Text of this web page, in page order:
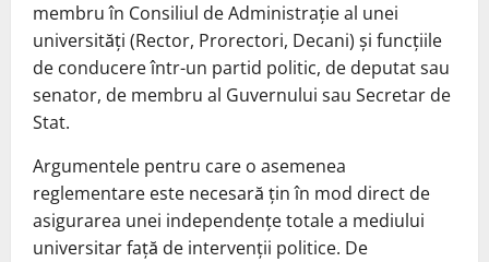
membru în Consiliul de Administrație al unei
universități (Rector, Prorectori, Decani) și funcțiile
de conducere într-un partid politic, de deputat sau
senator, de membru al Guvernului sau Secretar de
Stat.
Argumentele pentru care o asemenea
reglementare este necesară țin în mod direct de
asigurarea unei independențe totale a mediului
universitar față de intervenții politice. De